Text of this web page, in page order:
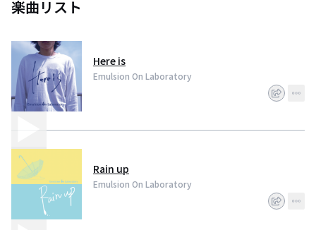
楽曲リスト
Here is
Emulsion On Laboratory
Rain up
Emulsion On Laboratory